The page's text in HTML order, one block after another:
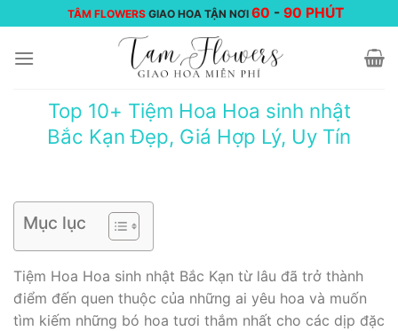
đến
nội
TÂM FLOWERS GIAO HOA TẬN NƠI 60 -90 PHÚT
Top 10+ Tiệm Hoa Hoa sinh nhật
Bắc Kạn Đẹp, Giá Hợp Lý, Uy Tín
Mục lục
Tiệm Hoa Hoa sinh nhật Bắc Kạn từ lâu đã trở thành
điểm đến quen thuộc của những ai yêu hoa và muốn
tìm kiếm những bó hoa tươi thắm nhất cho các dịp đặc